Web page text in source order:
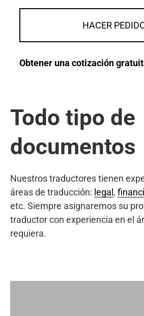
HACER
Obtener una cotización
Todo tipo de
documentos
Nuestros traductores tienen
áreas de traducción: legal ,
etc. Siempre asignaremos su
traductor con experiencia en el
requiera.